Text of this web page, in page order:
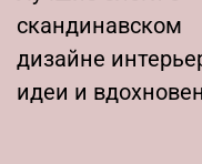
записям
скандинавском
дизайне
идеи и